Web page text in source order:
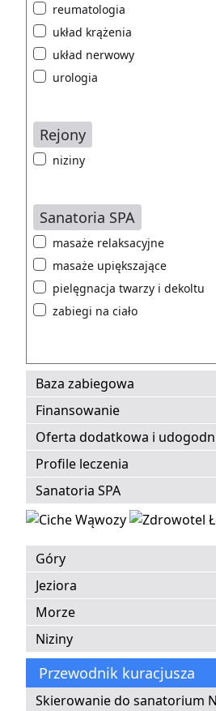
reumatologia
układ krążenia
układ nerwowy
urologia
Rejony
niziny
Sanatoria SPA
masaże relaksacyjne
masaże upiększające
pielęgnacja twarzy i dekoltu
zabiegi na ciało
Baza zabiegowa
Finansowanie
Oferta dodatkowa i
Profile leczenia
Sanatoria SPA
Góry
Jeziora
Morze
Niziny
Przewodnik kuracjusza
Skierowanie do sanatorium